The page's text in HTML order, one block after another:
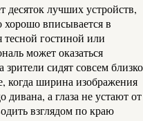
десяток лучших устройств,
вписывается в
гостиной или
может оказаться
сидят совсем близко
когда ширина изображения
дивана, а глаза не устают от
взглядом по краю